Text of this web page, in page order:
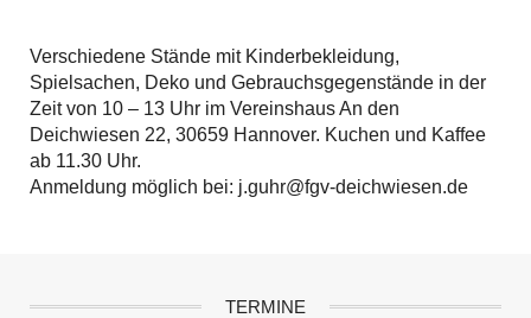
Verschiedene Stände mit Kinderbekleidung,
Spielsachen, Deko und Gebrauchsgegenstände in der
Zeit von 10 – 13 Uhr im Vereinshaus An den
Deichwiesen 22, 30659 Hannover. Kuchen und Kaffee
ab 11.30 Uhr.
Anmeldung möglich bei: j.guhr@fgv-deichwiesen.de
TERMINE